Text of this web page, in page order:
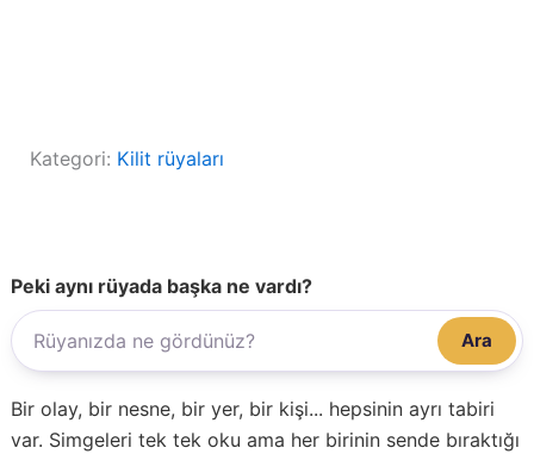
Kategori: Kilit rüyaları
Peki aynı rüyada başka ne vardı?
Ara
Bir olay, bir nesne, bir yer, bir kişi... hepsinin ayrı tabiri
var. Simgeleri tek tek oku ama her birinin sende bıraktığı